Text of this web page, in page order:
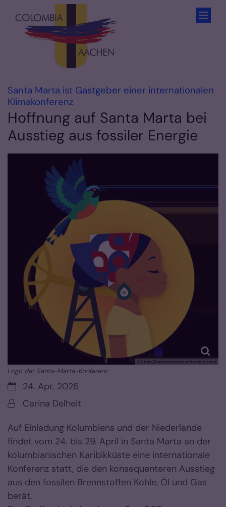
Zum Inhalt springen
Santa Marta ist Gastgeber einer internationalen
Klimakonferenz
Hoffnung auf Santa Marta bei
Ausstieg aus fossiler Energie
© https://transitionawayconference.com/
Logo der Santa-Marta-Konferenz
Datum:24. Apr. 2026
Von:Carina Delheit
Auf Einladung Kolumbiens und der Niederlande
findet vom 24. bis 29. April in Santa Marta an der
kolumbianischen Karibikküste eine internationale
Konferenz statt, die den konsequenteren Ausstieg
aus den fossilen Brennstoffen Kohle, Öl und Gas
berät.